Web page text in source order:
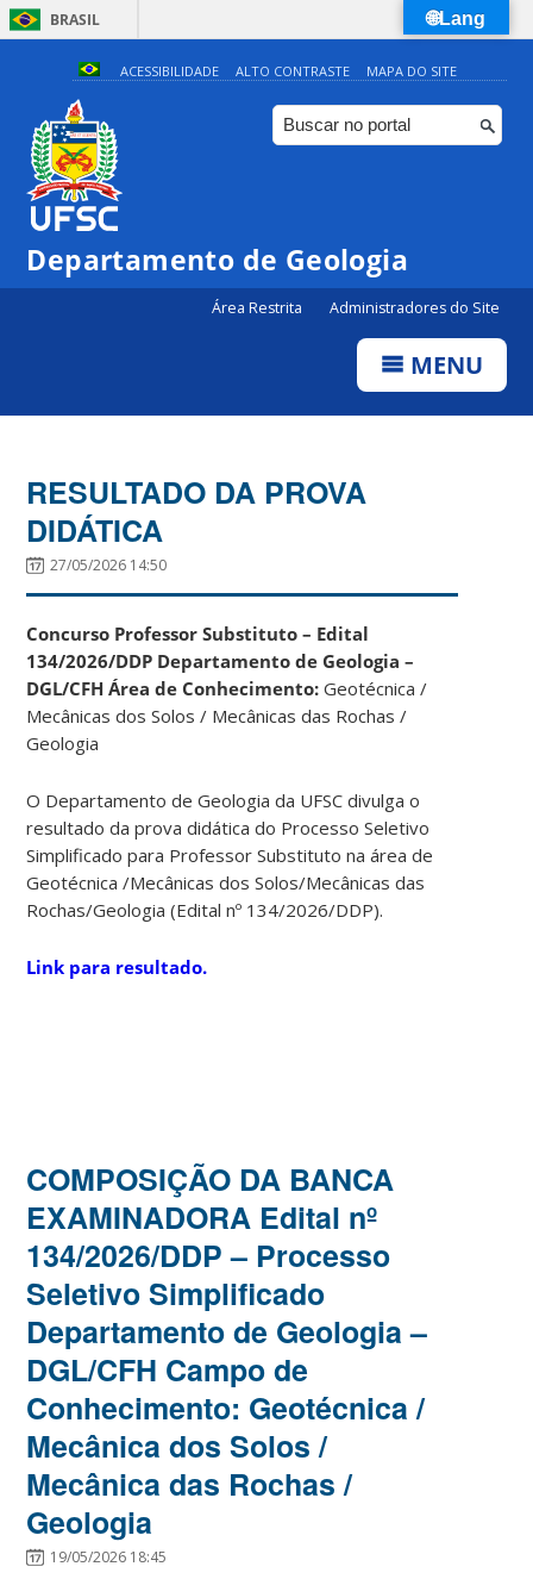
BRASIL
Simplifique!
Comunica BR
Participe
Canais
ACESSIBILIDADE ALTO CONTRASTE MAPA DO SITE
Departamento de Geologia
Área Restrita Administradores do Site
MENU
RESULTADO DA PROVA
DIDÁTICA
27/05/2026 14:50
Concurso Professor Substituto – Edital
134/2026/DDP Departamento de Geologia –
DGL/CFH Área de Conhecimento: Geotécnica /
Mecânicas dos Solos / Mecânicas das Rochas /
Geologia
O Departamento de Geologia da UFSC divulga o
resultado da prova didática do Processo Seletivo
Simplificado para Professor Substituto na área de
Geotécnica /Mecânicas dos Solos/Mecânicas das
Rochas/Geologia (Edital nº 134/2026/DDP).
Link para resultado.
COMPOSIÇÃO DA BANCA
EXAMINADORA Edital nº
134/2026/DDP – Processo
Seletivo Simplificado
Departamento de Geologia –
DGL/CFH Campo de
Conhecimento: Geotécnica /
Mecânica dos Solos /
Mecânica das Rochas /
Geologia
19/05/2026 18:45
🌐Lang